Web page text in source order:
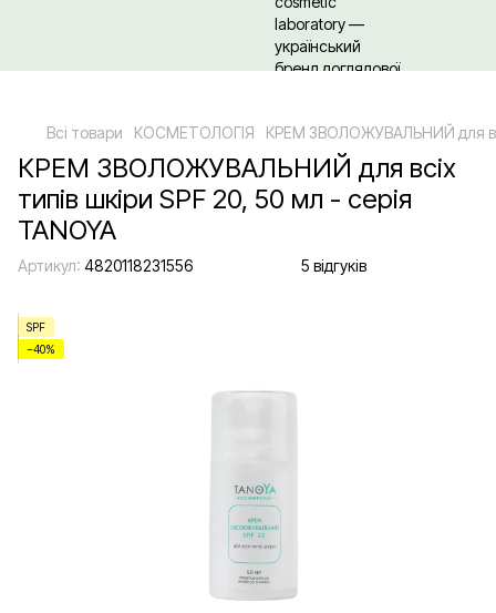
Всі товари КОСМЕТОЛОГІЯ КРЕМ ЗВОЛОЖУВАЛЬНИЙ для
КРЕМ ЗВОЛОЖУВАЛЬНИЙ для всіх
типів шкіри SPF 20, 50 мл - серія
TANOYA
Артикул: 4820118231556 5 відгуків
SPF
−40%